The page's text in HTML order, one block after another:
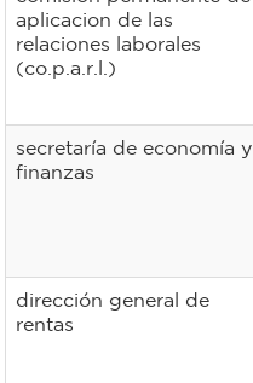
aplicacion de las
relaciones laborales
(co.p.a.r.l.)
secretaría de economía y
finanzas
dirección general de
rentas